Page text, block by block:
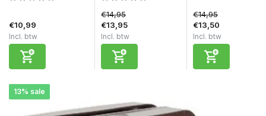
13% sale
€10,99
Incl. btw
€14,95
€13,95
Incl. btw
€14,95
€13,50
Incl. btw